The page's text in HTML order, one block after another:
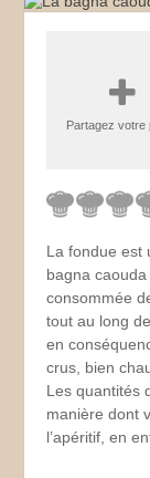
Partagez votre
La fondue est
bagna
consommée
tout au long
en
crus, bien
Les quantités
manière dont
l’apéritif, en